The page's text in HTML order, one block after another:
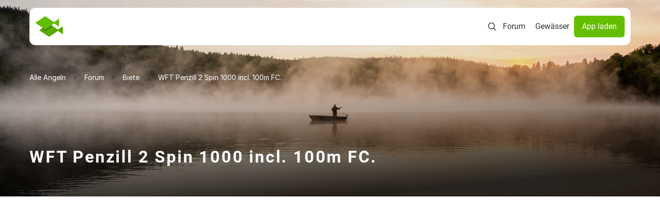
Forum Gewässer App laden
Alle Angeln Forum Biete WFT Penzill 2 Spin 1000 incl. 100m FC.
WFT Penzill 2 Spin 1000 incl. 100m FC.